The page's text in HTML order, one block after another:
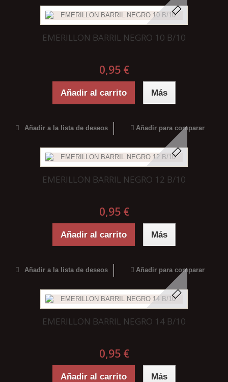
EMERILLON BARRIL NEGRO 10 B/10
0,95 €
Añadir al carrito Más
Añadir a la lista de deseos Añadir para comparar
EMERILLON BARRIL NEGRO 12 B/10
0,95 €
Añadir al carrito Más
Añadir a la lista de deseos Añadir para comparar
EMERILLON BARRIL NEGRO 14 B/10
0,95 €
Añadir al carrito Más